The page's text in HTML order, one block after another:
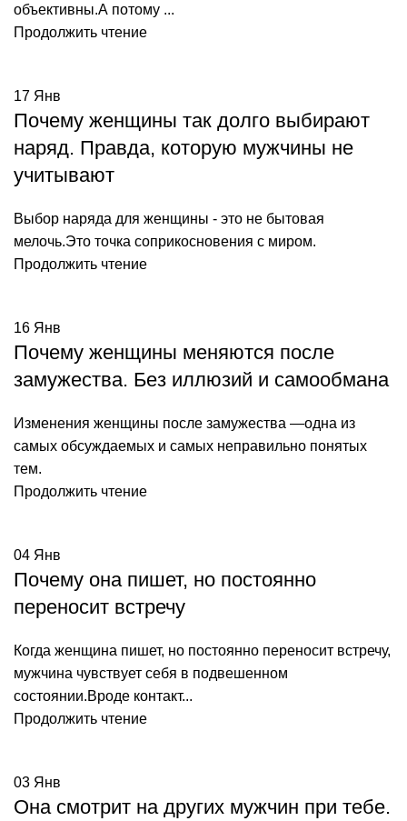
объективны.А потому ...
Продолжить чтение
17 Янв
Почему женщины так долго выбирают
наряд. Правда, которую мужчины не
учитывают
Выбор наряда для женщины - это не бытовая
мелочь.Это точка соприкосновения с миром.
Продолжить чтение
16 Янв
Почему женщины меняются после
замужества. Без иллюзий и самообмана
Изменения женщины после замужества —одна из
самых обсуждаемых и самых неправильно понятых
тем.
Продолжить чтение
04 Янв
Почему она пишет, но постоянно
переносит встречу
Когда женщина пишет, но постоянно переносит встречу,
мужчина чувствует себя в подвешенном
состоянии.Вроде контакт...
Продолжить чтение
03 Янв
Она смотрит на других мужчин при тебе.